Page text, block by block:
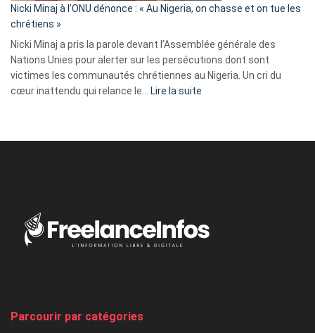
parle
ses
tripes »
Nicki Minaj à l’ONU dénonce : « Au Nigeria, on chasse et on tue les
chrétiens »
Nicki Minaj a pris la parole devant l’Assemblée générale des
Nations Unies pour alerter sur les persécutions dont sont
victimes les communautés chrétiennes au Nigeria. Un cri du
cœur inattendu qui relance le…
Lire la suite
Nigeria,
Parcourir par catégories